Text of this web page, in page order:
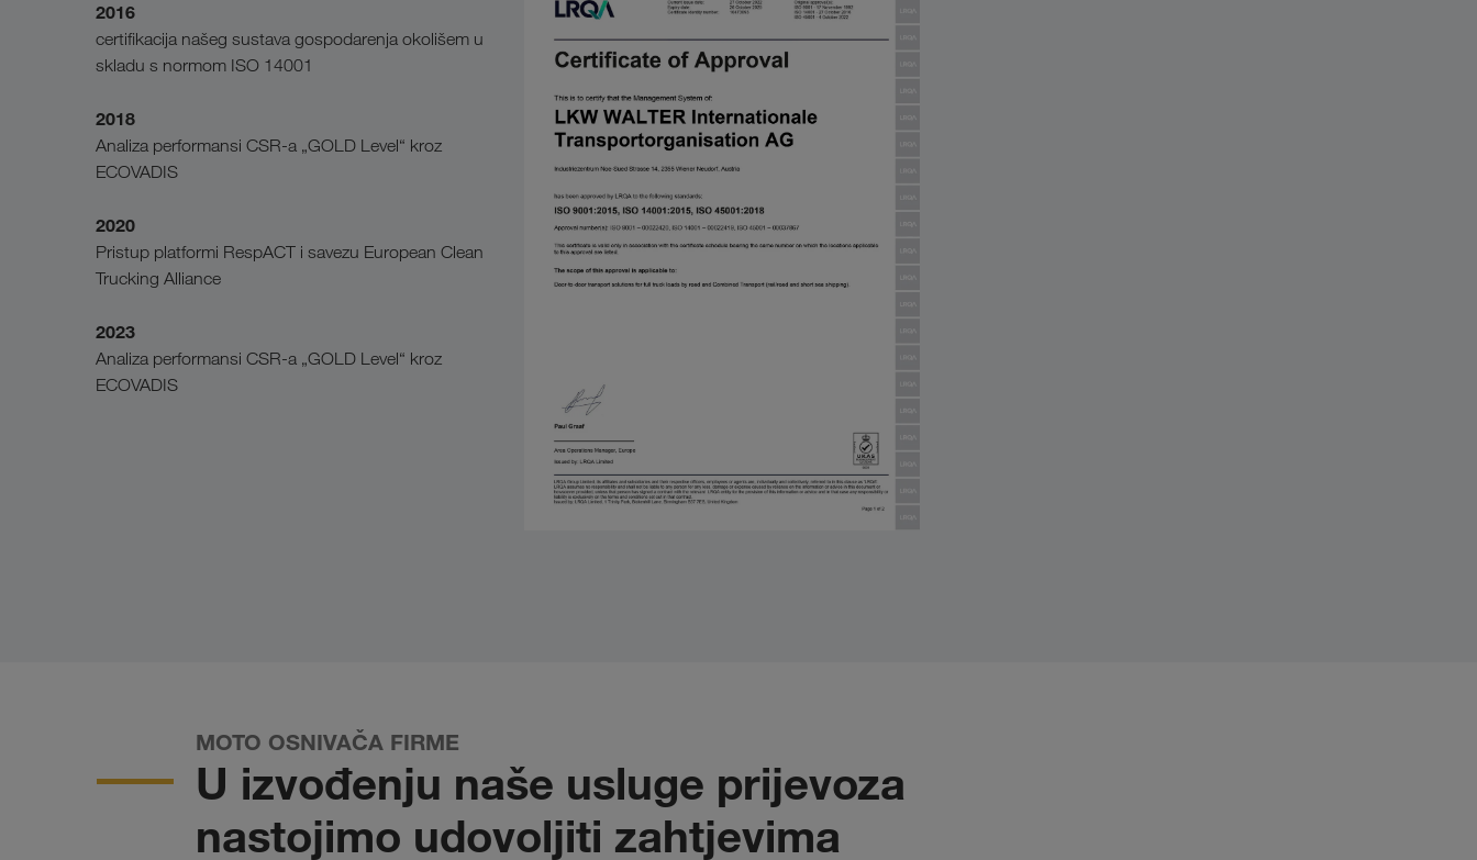
2016
certifikacija našeg sustava gospodarenja okolišem u
skladu s normom ISO 14001
2018
Analiza performansi CSR-a „GOLD Level“ kroz
ECOVADIS
2020
Pristup platformi RespACT i savezu European Clean
Trucking Alliance
2023
Analiza performansi CSR-a „GOLD Level“ kroz
ECOVADIS
MOTO OSNIVAČA FIRME
U izvođenju naše usluge prijevoza
nastojimo udovoljiti zahtjevima